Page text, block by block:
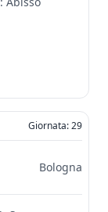
Giornata: 29
Bologna